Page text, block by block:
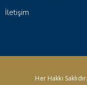
İletişim
Her Hakkı